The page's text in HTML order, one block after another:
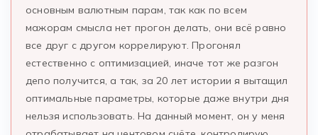
основным валютным парам, так как по всем
мажорам смысла нет прогон делать, они всё равно
все друг с другом коррелируют. Прогонял
естественно с оптимизацией, иначе тот же разгон
депо получится, а так, за 20 лет истории я вытащил
оптимальные параметры, которые даже внутри дня
нельзя использовать. На данный момент, он у меня